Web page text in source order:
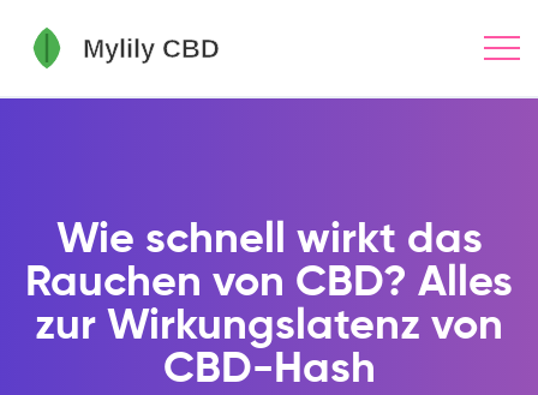
Wie schnell wirkt das
Rauchen von CBD? Alles
zur Wirkungslatenz von
CBD-Hash